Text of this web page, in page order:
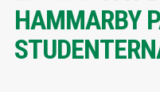
HAMMARBY